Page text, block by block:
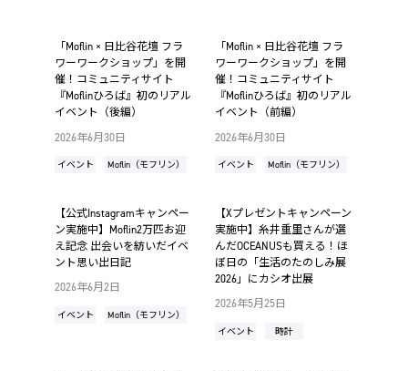
2026年6月30日
イベント Moflin（モフリン）
「Moflin × 日比谷花壇 フラ
ワーワークショップ」を開
催！コミュニティサイト
『Moflinひろば』初のリアル
イベント（後編）
2026年6月30日
イベント Moflin（モフリン）
「Moflin × 日比谷花壇 フラ
ワーワークショップ」を開
催！コミュニティサイト
『Moflinひろば』初のリアル
イベント（前編）
2026年6月2日
イベント Moflin（モフリン）
【公式Instagramキャンペー
ン実施中】Moflin2万匹お迎
え記念 出会いを紡いだイベ
ント思い出日記
2026年5月25日
イベント 時計
【Xプレゼントキャンペーン
実施中】糸井重里さんが選
んだOCEANUSも買える！ほ
ぼ日の「生活のたのしみ展
2026」にカシオ出展